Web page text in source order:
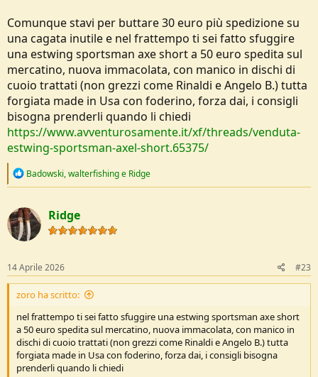
Comunque stavi per buttare 30 euro più spedizione su
una cagata inutile e nel frattempo ti sei fatto sfuggire
una estwing sportsman axe short a 50 euro spedita sul
mercatino, nuova immacolata, con manico in dischi di
cuoio trattati (non grezzi come Rinaldi e Angelo B.) tutta
forgiata made in Usa con foderino, forza dai, i consigli
bisogna prenderli quando li chiedi
https://www.avventurosamente.it/xf/threads/venduta-
estwing-sportsman-axel-short.65375/
R
c
t
i
o
s
:
Badowski,walterfishinge Ridge
Ridge
14 Aprile 2026 #23
zoro ha scritto:
nel frattempo ti sei fatto sfuggire una estwing sportsman axe short
a 50 euro spedita sul mercatino, nuova immacolata, con manico in
dischi di cuoio trattati (non grezzi come Rinaldi e Angelo B.) tutta
forgiata made in Usa con foderino, forza dai, i consigli bisogna
prenderli quando li chiedi